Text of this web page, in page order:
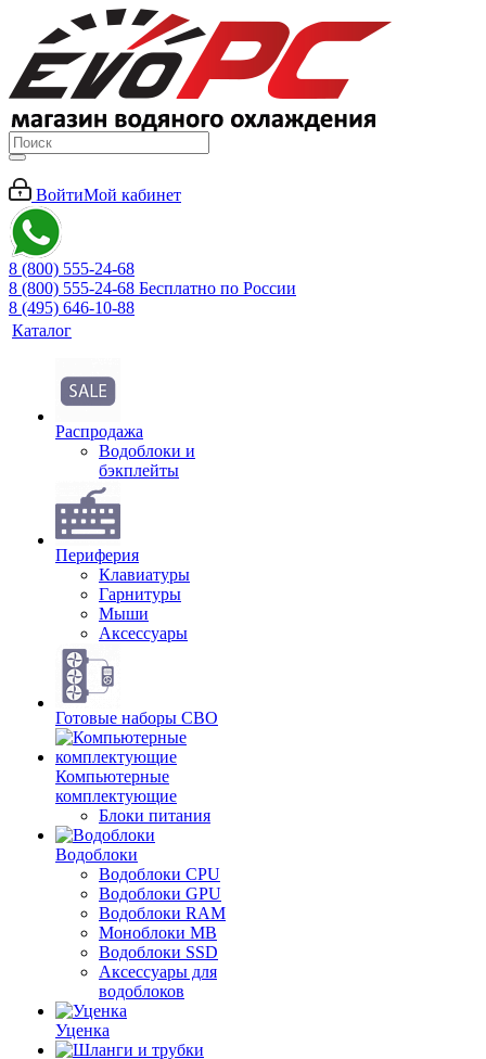
ВойтиМой кабинет
8 (800) 555-24-68
8 (800) 555-24-68 Бесплатно по России
8 (495) 646-10-88
Каталог
Распродажа
Водоблоки и
бэкплейты
Периферия
Клавиатуры
Гарнитуры
Мыши
Аксессуары
Готовые наборы СВО
Компьютерные
комплектующие
Блоки питания
Водоблоки
Водоблоки CPU
Водоблоки GPU
Водоблоки RAM
Моноблоки MB
Водоблоки SSD
Аксессуары для
водоблоков
Уценка